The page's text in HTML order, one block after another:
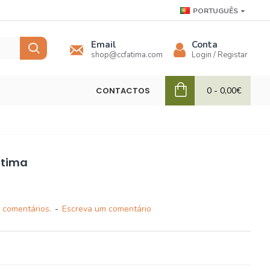
PORTUGUÊS
Email
shop@ccfatima.com
Conta
Login / Registar
CONTACTOS 0 - 0,00€
- Escreva um comentário